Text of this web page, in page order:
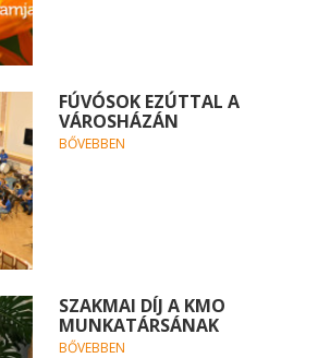
FÚVÓSOK EZÚTTAL A
VÁROSHÁZÁN
BŐVEBBEN
SZAKMAI DÍJ A KMO
MUNKATÁRSÁNAK
BŐVEBBEN